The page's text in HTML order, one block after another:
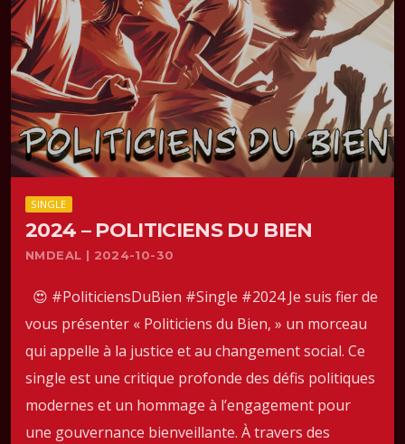
SINGLE
2024 – POLITICIENS DU BIEN
NMDEAL | 2024-10-30
😍 #PoliticiensDuBien #Single #2024 Je suis fier de
vous présenter « Politiciens du Bien, » un morceau
qui appelle à la justice et au changement social. Ce
single est une critique profonde des défis politiques
modernes et un hommage à l’engagement pour
une gouvernance bienveillante. À travers des